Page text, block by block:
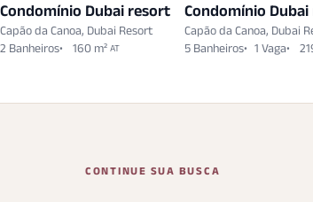
Condomínio Dubai resort
Capão da Canoa, Dubai Resort
2 Banheiros
160 m² AT
Condomínio
Capão da Canoa, Dubai
5 Banheiros
1 Vaga
CONTINUE SUA BUSCA